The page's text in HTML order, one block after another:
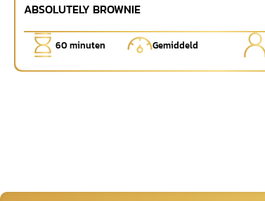
ABSOLUTELY BROWNIE
60 minuten Gemiddeld